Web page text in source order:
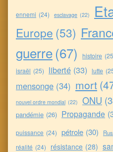
ennemi (24) esclavage (22)
Europe (53)
guerre(67) histoire
israël (25) liberté (33) lutte
mensonge (34) mort
nouvel ordre mondial (22) ONU
pandémie (26) Propagande
puissance (24) pétrole (30)
réalité (24) résistance (28)